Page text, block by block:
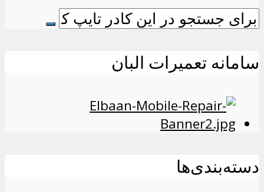
سامانه تعمیرات البان
دسته‌بندی‌ها